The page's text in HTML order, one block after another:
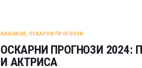
АНАЛИЗИ, ОСКАРНИ ПРОГНОЗИ
ОСКАРНИ ПРОГНОЗИ
И АКТРИСА